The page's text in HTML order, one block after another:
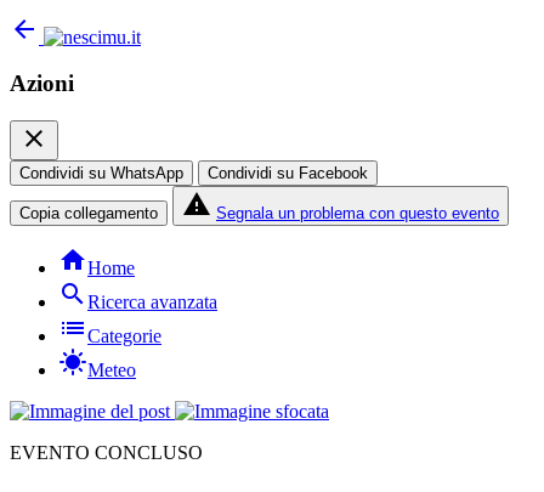
arrow_back
Azioni
close
Condividi su WhatsApp Condividi su Facebook
Copia collegamento report_problem Segnala un problema con questo evento
homeHome
searchRicerca avanzata
listCategorie
sunnyMeteo
EVENTO CONCLUSO